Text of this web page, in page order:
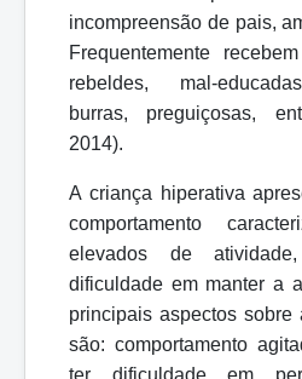
incompreensão de pais,
Frequentemente
rebeldes, mal-
burras, preguiçosas,
2014).
A criança hiperativa
comportamento
elevados de
dificuldade em manter a
principais aspectos sobre
são: comportamento
ter dificuldade em